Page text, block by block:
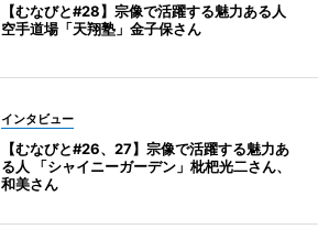
【むなびと#28】宗像で活躍する魅力ある人
空手道場「天翔塾」金子保さん
インタビュー
【むなびと#26、27】宗像で活躍する魅力あ
る人 「シャイニーガーデン」枇杷光二さん、
和美さん